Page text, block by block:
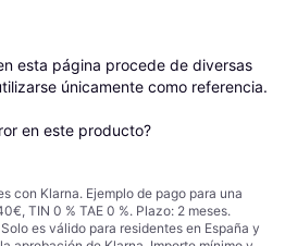
esta página procede de diversas
únicamente como referencia.
en este producto?
con Klarna. Ejemplo de pago para una
TIN 0 % TAE 0 %. Plazo: 2 meses.
es válido para residentes en España y